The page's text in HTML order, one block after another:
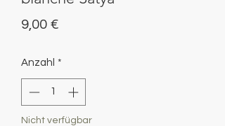
9,00 €Preis
Anzahl *
Nicht verfügbar